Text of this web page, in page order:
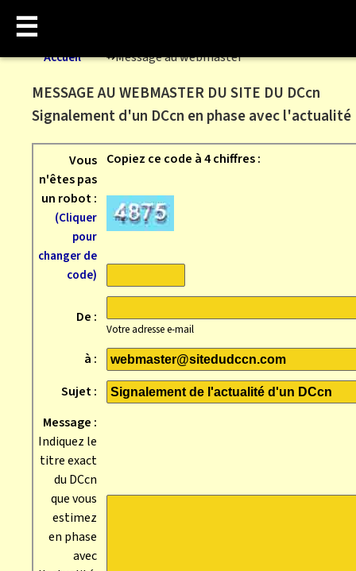
☰
Accueil Message au webmaster
MESSAGE AU WEBMASTER DU SITE DU DCcn
Signalement d'un DCcn en phase avec l'actualité
Vous
n'êtes pas
un robot :
(Cliquer
pour
changer de
code)
Copiez ce code à 4 chiffres :
De :
Votre adresse e-mail
à :
Sujet :
Message :
Indiquez le
titre exact
du DCcn
que vous
estimez
en phase
avec